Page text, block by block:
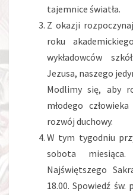
tajemnice światła.
Z okazji
roku
wykładowców
Jezusa, naszego
Modlimy się, aby
młodego
rozwój duchowy.
W tym tygodniu
sobota
Najświętszego
18.00. Spowiedź św.